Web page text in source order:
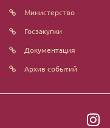
Министерство
Госзакупки
Документация
Архив событий